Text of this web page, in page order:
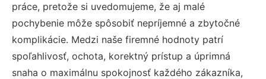
práce, pretože si uvedomujeme, že aj malé
pochybenie môže spôsobiť nepríjemné a zbytočné
komplikácie. Medzi naše firemné hodnoty patrí
spoľahlivosť, ochota, korektný prístup a úprimná
snaha o maximálnu spokojnosť každého zákazníka,